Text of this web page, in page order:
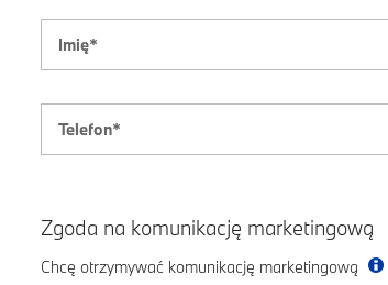
Zgoda na komunikację marketingową
Chcę otrzymywać komunikację marketingową